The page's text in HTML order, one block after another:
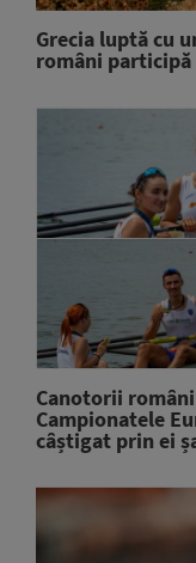
Grecia luptă cu
români
Canotorii
Campionatele
câștigat prin ei